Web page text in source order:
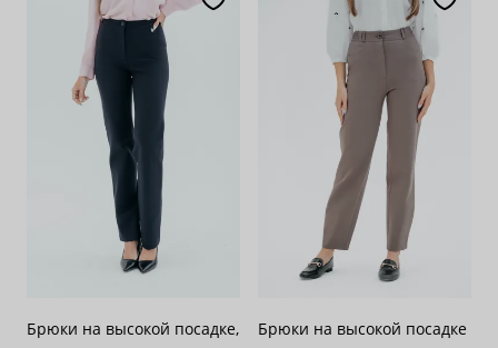
Брюки на высокой посадке,
Брюки на высокой посадке